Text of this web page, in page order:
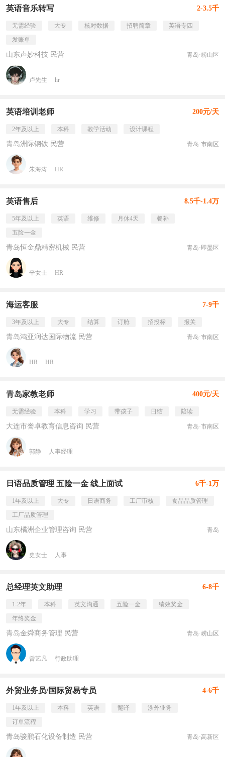
英语音乐转写 2-3.5千
无需经验 大专 核对数据 招聘简章
英语专四
发账单
山东声妙科技 民营 青岛·崂山区
卢先生 hr
英语培训老师 200元/天
2年及以上 本科 教学活动 设计课程
青岛洲际钢铁 民营 青岛·市南区
朱海涛 HR
英语售后 8.5千-1.4万
5年及以上 英语 维修 月休4天
餐补
五险一金
青岛恒金鼎精密机械 民营 青岛·即墨区
辛女士 HR
海运客服 7-9千
3年及以上 大专 结算 订舱 招投标 报关
青岛鸿亚润达国际物流 民营 青岛·市南区
HR HR
青岛家教老师 400元/天
无需经验 本科 学习 带孩子 日结 陪读
大连市誉卓教育信息咨询 民营 青岛·市南区
郭静 人事经理
日语品质管理 五险一金 线上面试 6千-1万
1年及以上 大专 日语商务 工厂审核
食品品质管理
工厂品质管理
山东橘洲企业管理咨询 民营 青岛
史女士 人事
总经理英文助理 6-8千
1-2年 本科 英文沟通 五险一金
绩效奖金
年终奖金
青岛金舜商务管理 民营 青岛·崂山区
曾艺凡 行政助理
外贸业务员/国际贸易专员 4-6千
1年及以上 本科 英语 翻译
涉外业务
订单流程
青岛骏鹏石化设备制造 民营 青岛·高新区